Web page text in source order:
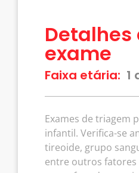
Detalhes
exame
Faixa etária: 1
Exames de triagem
infantil. Verifica-se
tireoide, grupo
entre outros